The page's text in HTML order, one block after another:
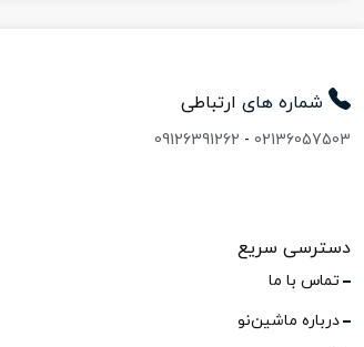
شماره های ارتباطی
02136057503
-
09126391262
دسترسی سریع
تماس با ما
درباره ماشین‌نو